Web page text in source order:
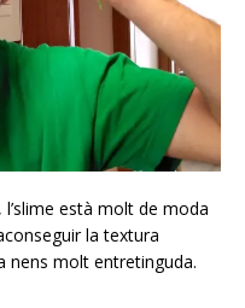
està molt de moda
la textura
nens molt entretinguda.